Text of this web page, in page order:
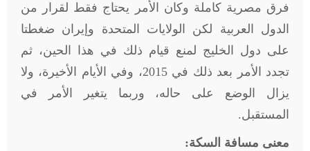
فرق مصرية كاملة وكان الأمر يحتاج فقط لقرار من
الدول العربية لكن الولايات المتحدة وإيران ضغطتا
على دول الخليج لمنع قيام ذلك في هذا الحين، ثم
تجدد الأمر بعد ذلك في 2015، وفي الأيام الأخيرة، ولا
يزال الوضع على حاله، وربما يتغير الأمر في
المستقبل.
معنى مسافة السكة: